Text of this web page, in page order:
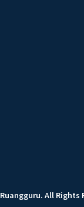
Ruangguru. All Rights